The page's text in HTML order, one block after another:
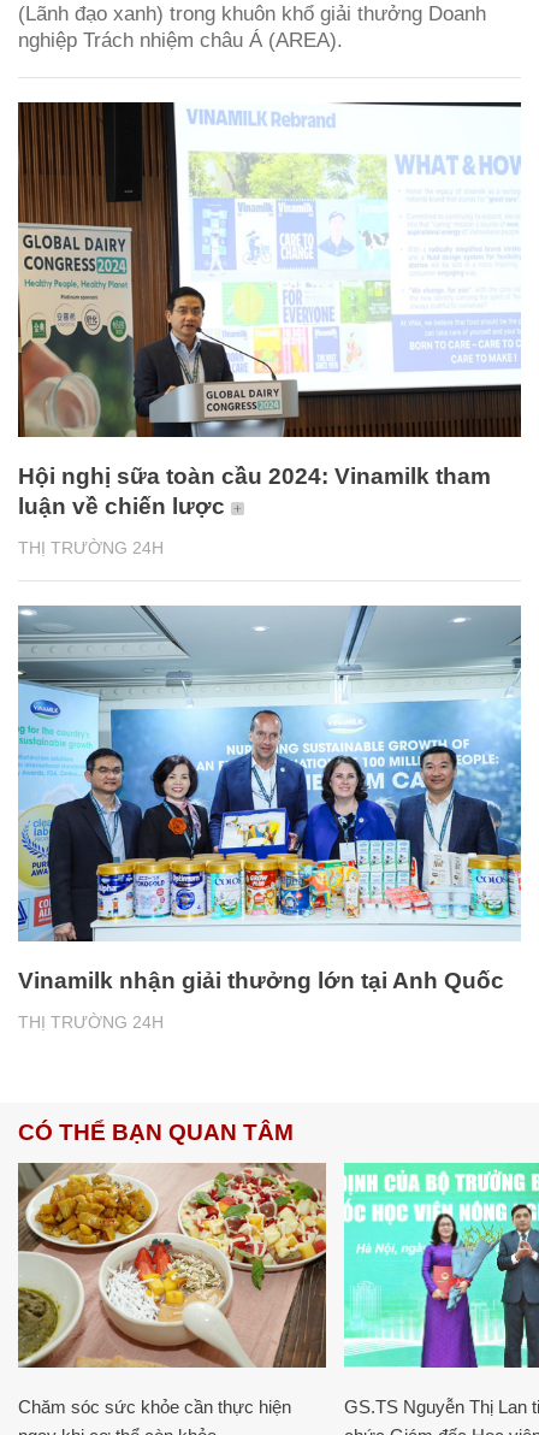
(Lãnh đạo xanh) trong khuôn khổ giải thưởng Doanh
nghiệp Trách nhiệm châu Á (AREA).
THỊ TRƯỜNG 24H
Hội nghị sữa toàn cầu 2024: Vinamilk tham
luận về chiến lược
THỊ TRƯỜNG 24H
Vinamilk nhận giải thưởng lớn tại Anh Quốc
CÓ THỂ BẠN QUAN TÂM
Chăm sóc sức khỏe cần thực hiện
GS.TS Nguyễn Thị Lan